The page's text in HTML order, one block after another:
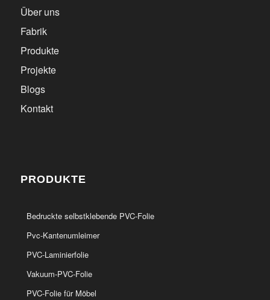
Über uns
Fabrik
Produkte
Projekte
Blogs
Kontakt
PRODUKTE
Bedruckte selbstklebende PVC-Folie
Pvc-Kantenumleimer
PVC-Laminierfolie
Vakuum-PVC-Folie
PVC-Folie für Möbel